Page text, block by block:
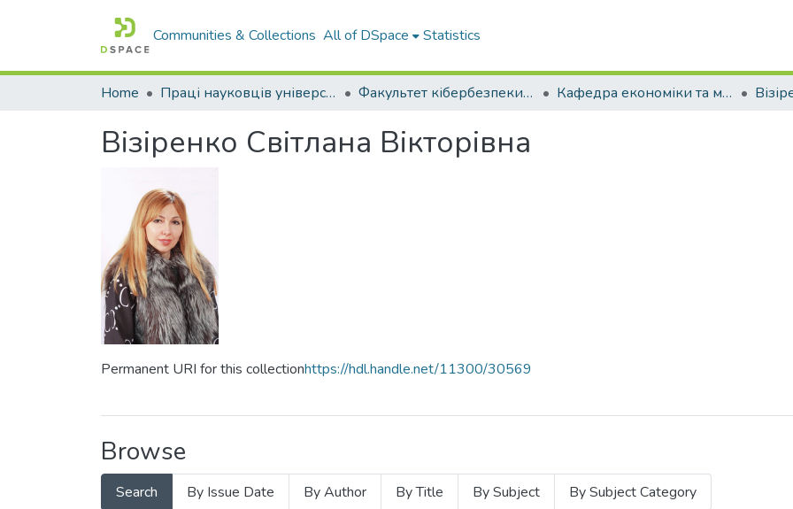
Communities & Collections All of DSpace Statistics
Home Праці науковців університету Факультет кібербезпеки та інформаційних технологій Кафедра економіки та менеджменту
Візіренко Світлана Вікторівна
Permanent URI for this collectionhttps://hdl.handle.net/11300/30569
Browse
Search By Issue Date By Author By Title By Subject By Subject Category